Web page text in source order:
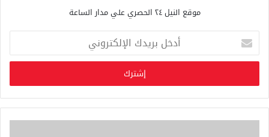
موقع النيل ٢٤ الحصري علي مدار الساعة
خ
ب
ر
ي
د